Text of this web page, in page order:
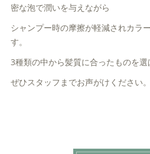
密な泡で潤いを与えながら
シャンプー時の摩擦が軽減されカラ
す。
3種類の中から髪質に合ったものを選
ぜひスタッフまでお声がけください。